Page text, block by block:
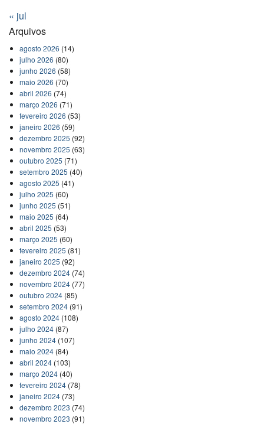
« jul
Arquivos
agosto 2026 (14)
julho 2026 (80)
junho 2026 (58)
maio 2026 (70)
abril 2026 (74)
março 2026 (71)
fevereiro 2026 (53)
janeiro 2026 (59)
dezembro 2025 (92)
novembro 2025 (63)
outubro 2025 (71)
setembro 2025 (40)
agosto 2025 (41)
julho 2025 (60)
junho 2025 (51)
maio 2025 (64)
abril 2025 (53)
março 2025 (60)
fevereiro 2025 (81)
janeiro 2025 (92)
dezembro 2024(74)
novembro 2024(77)
outubro 2024(85)
setembro 2024(91)
agosto 2024(108)
julho 2024(87)
junho 2024(107)
maio 2024(84)
abril 2024(103)
março 2024(40)
fevereiro 2024(78)
janeiro 2024(73)
dezembro 2023 (74)
novembro 2023 (91)